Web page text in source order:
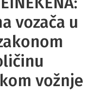
vozača u
vožnje